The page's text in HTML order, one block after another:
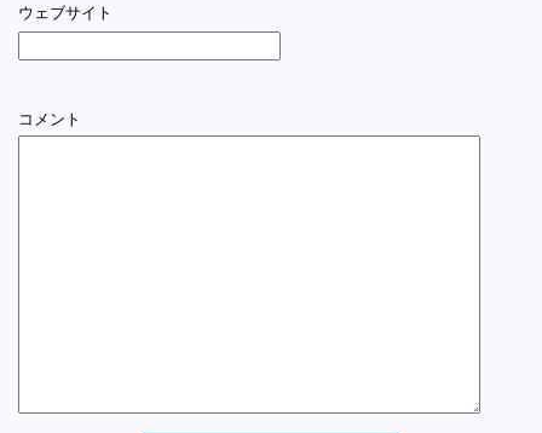
ウェブサイト
コメント